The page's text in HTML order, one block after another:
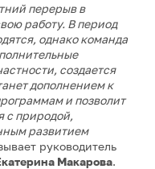
перерыв в
работу. В период
однако команда
создается
дополнением к
и позволит
с природой,
развитием
руководитель
Макарова.